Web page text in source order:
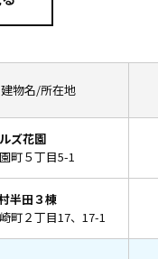
建物名/所在地
ズ花園
町５丁目5-1
半田３棟
町２丁目17、17-1